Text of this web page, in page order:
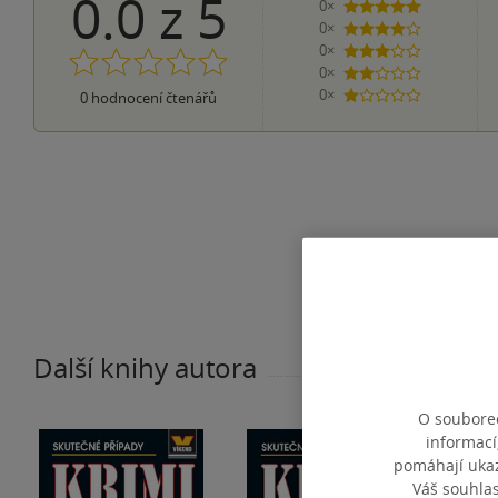
0.0 z 5
0 hodnocení čtenářů
0×
5 hvězdiček
0×
4 hvězdičky
0×
3 hvězdičky
0×
2 hvězdičky
0×
1 hvezdička
Další knihy autora
O
pomáhají
Váš